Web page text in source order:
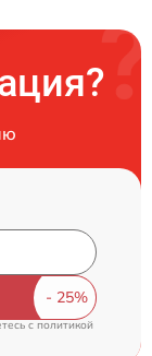
c политикой